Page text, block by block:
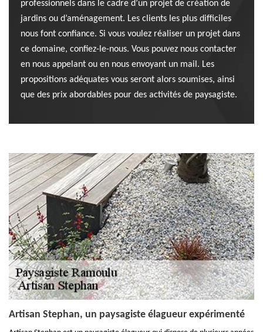
professionnels dans le cadre d’un projet de création de
jardins ou d’aménagement. Les clients les plus difficiles
nous font confiance. Si vous voulez réaliser un projet dans
ce domaine, confiez-le-nous. Vous pouvez nous contacter
en nous appelant ou en nous envoyant un mail. Les
propositions adéquates vous seront alors soumises, ainsi
que des prix abordables pour des activités de paysagiste.
Artisan Stephan, un paysagiste élagueur expérimenté